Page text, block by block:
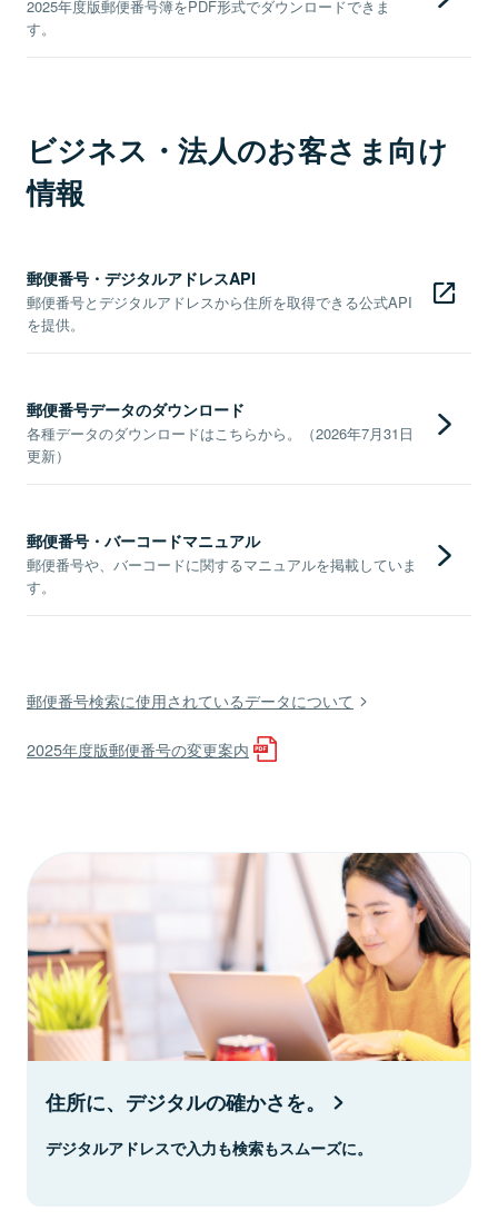
2025年度版郵便番号簿をPDF形式でダウンロードできま
す。
ビジネス・法人のお客さま向け
情報
郵便番号・デジタルアドレスAPI
郵便番号とデジタルアドレスから住所を取得できる公式API
を提供。
郵便番号データのダウンロード
各種データのダウンロードはこちらから。（2026年7月31日
更新）
郵便番号・バーコードマニュアル
郵便番号や、バーコードに関するマニュアルを掲載していま
す。
郵便番号検索に使用されているデータについて
2025年度版郵便番号の変更案内
住所に、デジタルの確かさを。
デジタルアドレスで入力も検索もスムーズに。